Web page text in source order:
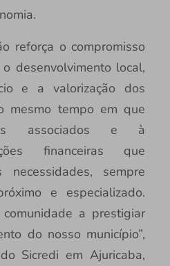
reforça o compromisso
desenvolvimento local,
e a valorização dos
mesmo tempo em que
associados e à
financeiras que
necessidades, sempre
e especializado.
a prestigiar
do nosso município”,
Sicredi em Ajuricaba,